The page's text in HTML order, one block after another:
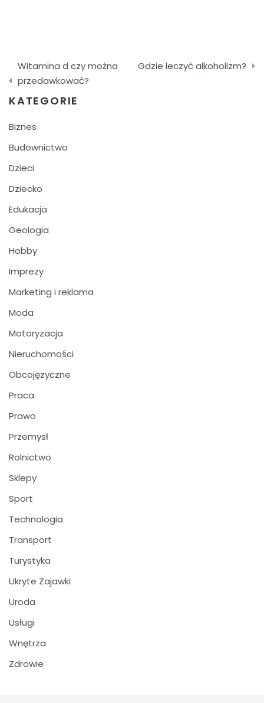
Nawigacja
wpisu
Witamina d czy można
przedawkować?
Gdzie leczyć alkoholizm?
KATEGORIE
Biznes
Budownictwo
Dzieci
Dziecko
Edukacja
Geologia
Hobby
Imprezy
Marketing i reklama
Moda
Motoryzacja
Nieruchomości
Obcojęzyczne
Praca
Prawo
Przemysł
Rolnictwo
Sklepy
Sport
Technologia
Transport
Turystyka
Ukryte Zajawki
Uroda
Usługi
Wnętrza
Zdrowie